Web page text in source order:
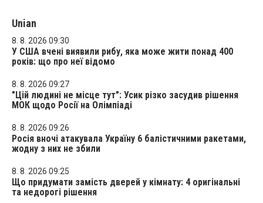
Unian
8. 8. 2026 09:30
У США вчені виявили рибу, яка може жити понад 400
років: що про неї відомо
8. 8. 2026 09:27
"Цій людині не місце тут": Усик різко засудив рішення
МОК щодо Росії на Олімпіаді
8. 8. 2026 09:26
Росія вночі атакувала Україну 6 балістичними ракетами,
жодну з них не збили
8. 8. 2026 09:25
Що придумати замість дверей у кімнату: 4 оригінальні
та недорогі рішення